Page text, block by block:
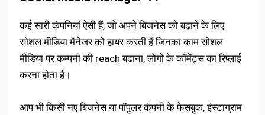
कई सारी कंपनियां ऐसी हैं, जो अपने बिजनेस को बढ़ाने के लिए
सोशल मीडिया मैनेजर को हायर करती हैं जिनका काम सोशल
मीडिया पर कम्पनी की reach बढ़ाना, लोगों के कॉमेंट्स का रिप्लाई
करना होता है।
आप भी किसी नए बिजनेस या पॉपुलर कंपनी के फेसबुक, इंस्टाग्राम